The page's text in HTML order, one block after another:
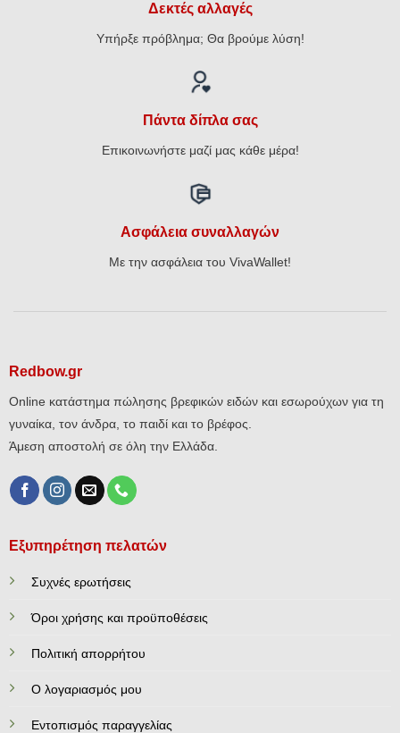
Δεκτές αλλαγές
Υπήρξε πρόβλημα; Θα βρούμε λύση!
Πάντα δίπλα σας
Επικοινωνήστε μαζί μας κάθε μέρα!
Ασφάλεια συναλλαγών
Με την ασφάλεια του VivaWallet!
Redbow.gr
Online κατάστημα πώλησης βρεφικών ειδών και εσωρούχων για τη
γυναίκα, τον άνδρα, το παιδί και το βρέφος.
Άμεση αποστολή σε όλη την Ελλάδα.
Εξυπηρέτηση πελατών
Συχνές ερωτήσεις
Όροι χρήσης και προϋποθέσεις
Πολιτική απορρήτου
Ο λογαριασμός μου
Εντοπισμός παραγγελίας